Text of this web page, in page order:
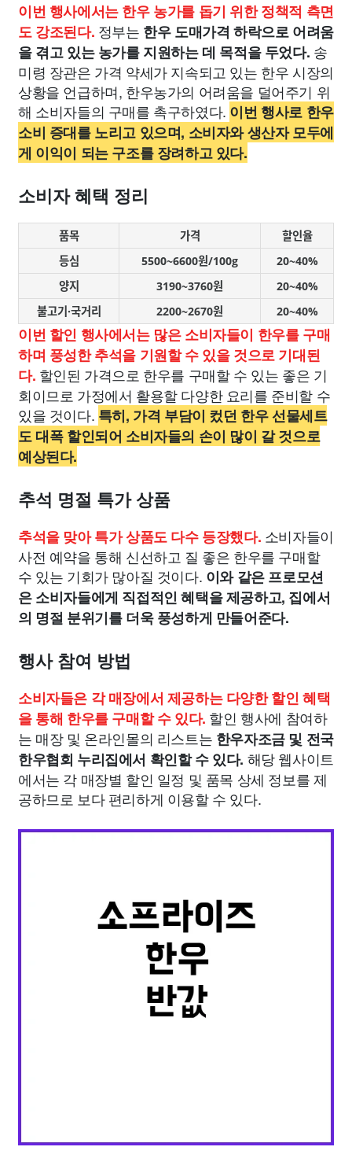
이번 행사에서는 한우 농가를 돕기 위한 정책적 측면
도 강조된다. 정부는 한우 도매가격 하락으로 어려움
을 겪고 있는 농가를 지원하는 데 목적을 두었다. 송
미령 장관은 가격 약세가 지속되고 있는 한우 시장의
상황을 언급하며, 한우농가의 어려움을 덜어주기 위
해 소비자들의 구매를 촉구하였다. 이번 행사로 한우
소비 증대를 노리고 있으며, 소비자와 생산자 모두에
게 이익이 되는 구조를 장려하고 있다.
소비자 혜택 정리
품목 가격
할인율
등심
5500~6600원/100g
20~40%
양지
3190~3760원
20~40%
불고기·국거리
2200~2670원 20~40%
이번 할인 행사에서는 많은 소비자들이 한우를 구매
하며 풍성한 추석을 기원할 수 있을 것으로 기대된
다. 할인된 가격으로 한우를 구매할 수 있는 좋은 기
회이므로 가정에서 활용할 다양한 요리를 준비할 수
있을 것이다. 특히, 가격 부담이 컸던 한우 선물세트
도 대폭 할인되어 소비자들의 손이 많이 갈 것으로
예상된다.
추석 명절 특가 상품
추석을 맞아 특가 상품도 다수 등장했다. 소비자들이
사전 예약을 통해 신선하고 질 좋은 한우를 구매할
수 있는 기회가 많아질 것이다. 이와 같은 프로모션
은 소비자들에게 직접적인 혜택을 제공하고, 집에서
의 명절 분위기를 더욱 풍성하게 만들어준다.
행사 참여 방법
소비자들은 각 매장에서 제공하는 다양한 할인 혜택
을 통해 한우를 구매할 수 있다. 할인 행사에 참여하
는 매장 및 온라인몰의 리스트는 한우자조금 및 전국
한우협회 누리집에서 확인할 수 있다. 해당 웹사이트
에서는 각 매장별 할인 일정 및 품목 상세 정보를 제
공하므로 보다 편리하게 이용할 수 있다.